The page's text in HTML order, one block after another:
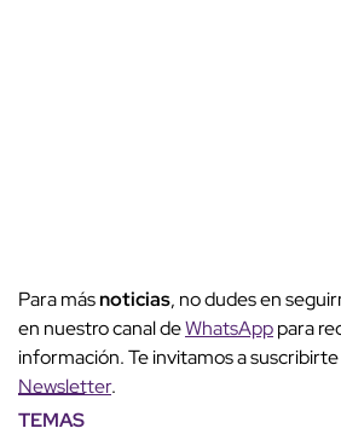
Para másnoticias, no dudes en
en nuestro canal deWhatsApppara
información. Te invitamos a suscribirte
Newsletter.
TEMAS